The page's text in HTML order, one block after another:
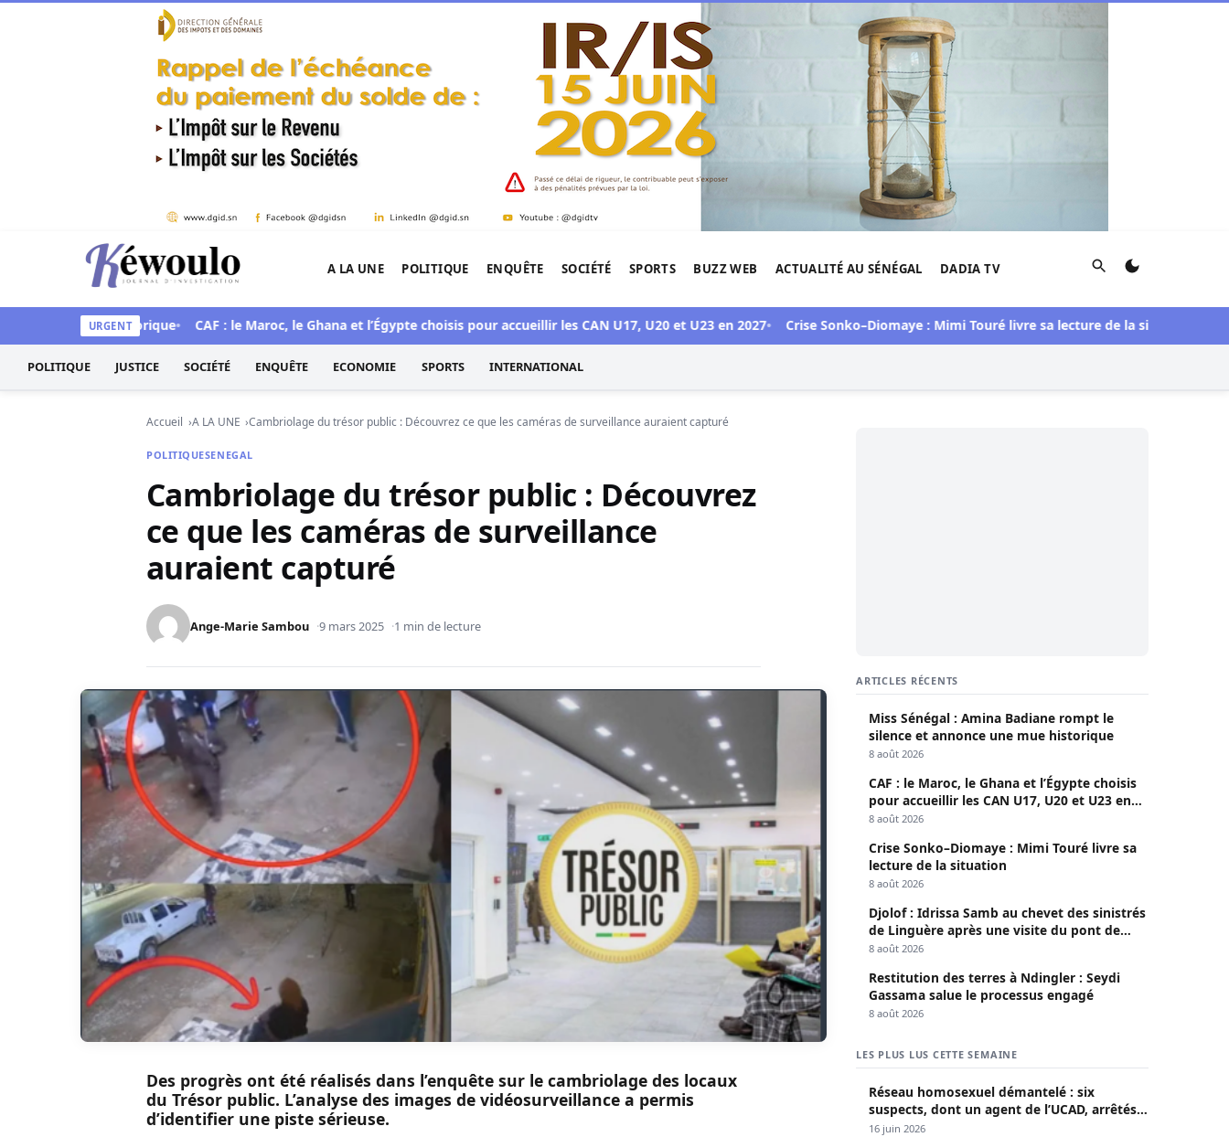
Aller au contenu
Kéwoulo, le premier site d'information et d'investigation de l'Afrique.
A LA UNE POLITIQUE ENQUÊTE SOCIÉTÉ SPORTS BUZZ WEB ACTUALITÉ AU SÉNÉGAL DADIA TV Rechercher
URGENT
une mue historique CAF : le Maroc, le Ghana et l’Égypte choisis pour accueillir les CAN U17, U20 et U23 en 2027 Crise Sonko–Diomaye : Mimi Touré livre sa lecture de la situation
POLITIQUE JUSTICE SOCIÉTÉ ENQUÊTE ECONOMIE SPORTS INTERNATIONAL
Accueil A LA UNE Cambriolage du trésor public : Découvrez ce que les caméras de surveillance auraient capturé
POLITIQUESENEGAL
Cambriolage du trésor public : Découvrez
ce que les caméras de surveillance
auraient capturé
Ange-Marie Sambou 9 mars 2025 1 min de lecture
Des progrès ont été réalisés dans l’enquête sur le cambriolage des locaux
du Trésor public. L’analyse des images de vidéosurveillance a permis
d’identifier une piste sérieuse.
ARTICLES RÉCENTS
Miss Sénégal : Amina Badiane rompt le
silence et annonce une mue historique
8 août 2026
CAF : le Maroc, le Ghana et l’Égypte choisis
pour accueillir les CAN U17, U20 et U23 en
2027
8 août 2026
Crise Sonko–Diomaye : Mimi Touré livre sa
lecture de la situation
8 août 2026
Djolof : Idrissa Samb au chevet des sinistrés
de Linguère après une visite du pont de
Thylla
8 août 2026
Restitution des terres à Ndingler : Seydi
Gassama salue le processus engagé
8 août 2026
LES PLUS LUS CETTE SEMAINE
Réseau homosexuel démantelé : six
suspects, dont un agent de l’UCAD, arrêtés à
Keur Massar ; l’un avoue avoir propagé le
16 juin 2026